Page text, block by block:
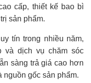
cấp, thiết kế bao bì
sản phẩm.
tín trong nhiều năm,
và dịch vụ chăm sóc
sàng trả giá cao hơn
gốc sản phẩm.